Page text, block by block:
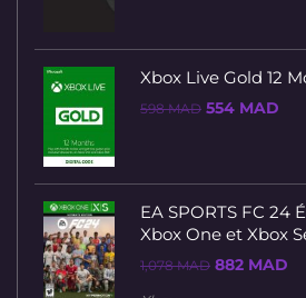
Xbox Live Gold 12
598MAD Le
554 MAD
EA SPORTS FC
Xbox One et Xbox
1,078MAD Le
882 MAD